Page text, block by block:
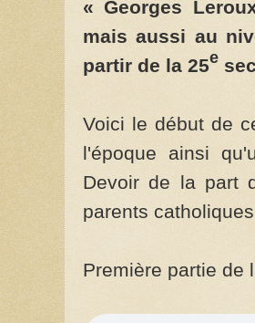
« Georges
mais aussi au
partir de la 25e
Voici le début de
l'époque ainsi
Devoir de la part
parents
Première partie de